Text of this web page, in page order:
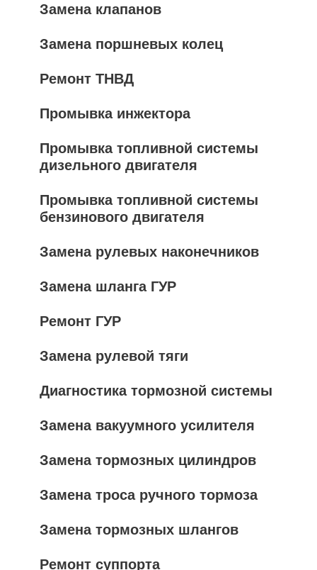
Замена клапанов
Замена поршневых колец
Ремонт ТНВД
Промывка инжектора
Промывка топливной системы
дизельного двигателя
Промывка топливной системы
бензинового двигателя
Замена рулевых наконечников
Замена шланга ГУР
Ремонт ГУР
Замена рулевой тяги
Диагностика тормозной системы
Замена вакуумного усилителя
Замена тормозных цилиндров
Замена троса ручного тормоза
Замена тормозных шлангов
Ремонт суппорта